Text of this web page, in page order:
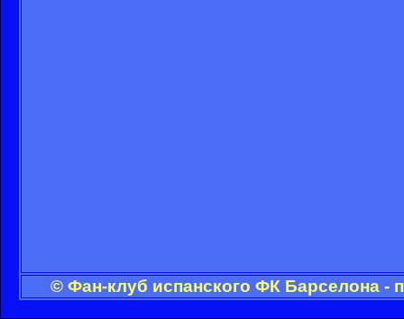
© Фан-клуб испанского ФК Барселона -